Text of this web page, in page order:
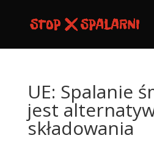
UE: Spalanie
jest
składowania